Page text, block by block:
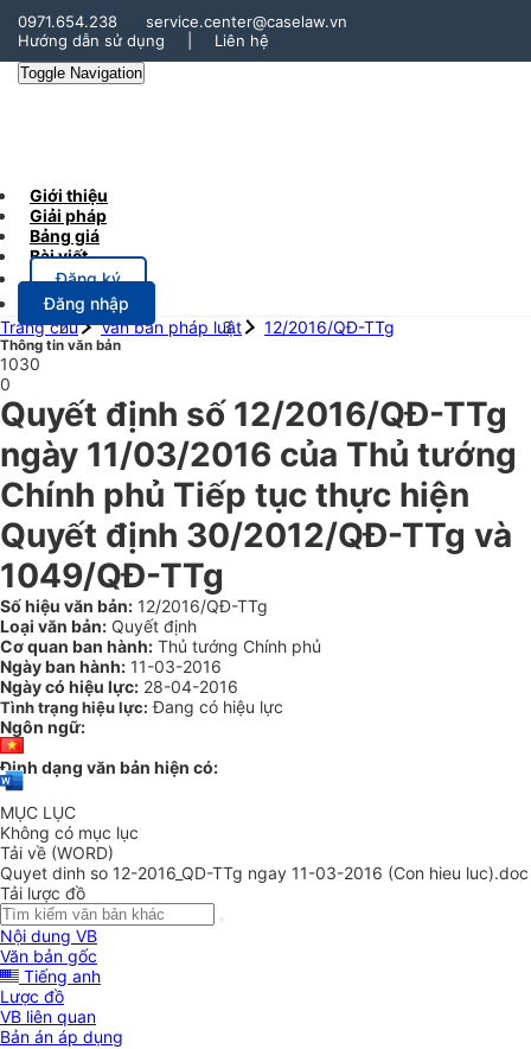
0971.654.238
service.center@caselaw.vn
Hướng dẫn sử dụng
Liên hệ
Toggle Navigation
Giới thiệu
Giải pháp
Bảng giá
Bài viết
Đăng ký
Đăng nhập
Trang chủ
Văn bản pháp luật 12/2016/QĐ-TTg
Thông tin văn bản
1030
0
Quyết định số 12/2016/QĐ-TTg
ngày 11/03/2016 của Thủ tướng
Chính phủ Tiếp tục thực hiện
Quyết định 30/2012/QĐ-TTg và
1049/QĐ-TTg
Số hiệu văn bản: 12/2016/QĐ-TTg
Loại văn bản: Quyết định
Cơ quan ban hành: Thủ tướng Chính phủ
Ngày ban hành: 11-03-2016
Ngày có hiệu lực: 28-04-2016
Tình trạng hiệu lực: Đang có hiệu lực
Ngôn ngữ:
Định dạng văn bản hiện có:
MỤC LỤC
Không có mục lục
Tải về (WORD)
Quyet dinh so 12-2016_QD-TTg ngay 11-03-2016 (Con hieu luc).doc
Tải lược đồ
Nội dung VB
Văn bản gốc
Tiếng anh
Lược đồ
VB liên quan
Bản án áp dụng